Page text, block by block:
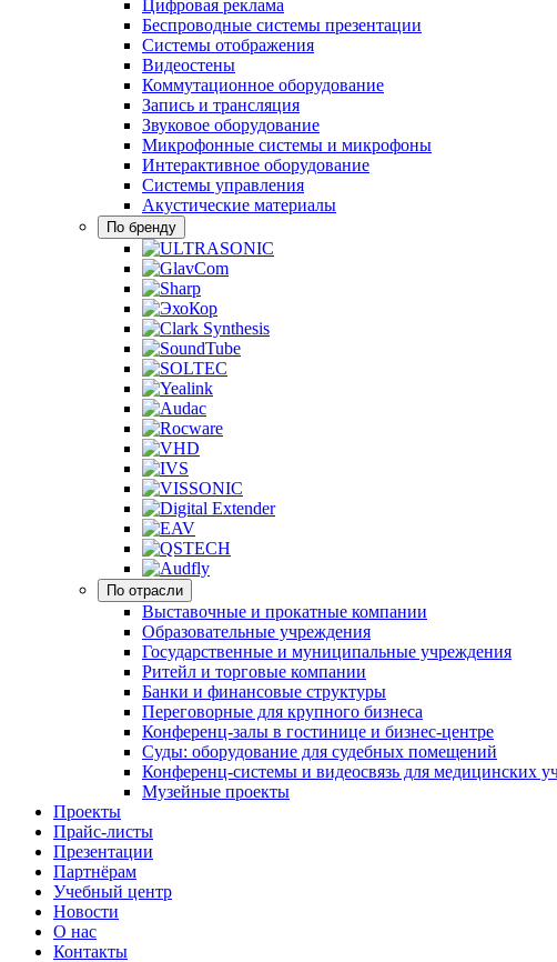
Цифровая реклама
Беспроводные системы презентации
Системы отображения
Видеостены
Коммутационное оборудование
Запись и трансляция
Звуковое оборудование
Микрофонные системы и микрофоны
Интерактивное оборудование
Системы управления
Акустические материалы
По бренду
По отрасли
Выставочные и прокатные компании
Образовательные учреждения
Государственные и муниципальные учреждения
Ритейл и торговые компании
Банки и финансовые структуры
Переговорные для крупного бизнеса
Конференц-залы в гостинице и бизнес-центре
Суды: оборудование для судебных помещений
Конференц-системы и видеосвязь для медицинских
Музейные проекты
Проекты
Прайс-листы
Презентации
Партнёрам
Учебный центр
Новости
О нас
Контакты